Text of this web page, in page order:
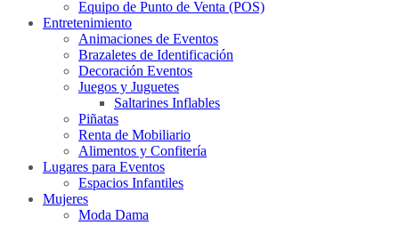
Equipo de Punto de Venta (POS)
Entretenimiento
Animaciones de Eventos
Brazaletes de Identificación
Decoración Eventos
Juegos y Juguetes
Saltarines Inflables
Piñatas
Renta de Mobiliario
Alimentos y Confitería
Lugares para Eventos
Espacios Infantiles
Mujeres
Moda Dama